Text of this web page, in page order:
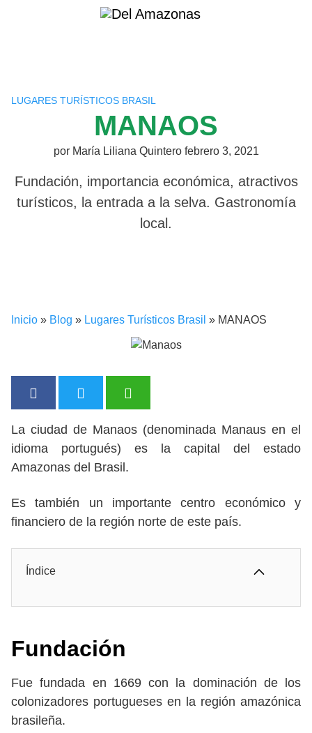
LUGARES TURÍSTICOS BRASIL
MANAOS
por María Liliana Quintero febrero 3, 2021
Fundación, importancia económica, atractivos
turísticos, la entrada a la selva. Gastronomía
local.
Inicio » Blog » Lugares Turísticos Brasil » MANAOS
La ciudad de Manaos (denominada Manaus en el
idioma portugués) es la capital del estado
Amazonas del Brasil.
Es también un importante centro económico y
financiero de la región norte de este país.
Índice
Fundación
Fue fundada en 1669 con la dominación de los
colonizadores portugueses en la región amazónica
brasileña.